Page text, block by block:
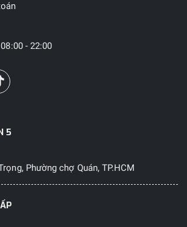
- 22:00
5
Phường chợ Quán, TP.HCM